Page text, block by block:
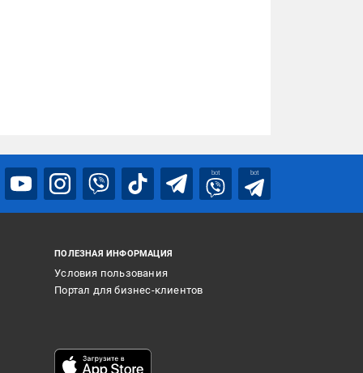
bot bot
ПОЛЕЗНАЯ ИНФОРМАЦИЯ
Условия пользования
Портал для бизнес-клиентов